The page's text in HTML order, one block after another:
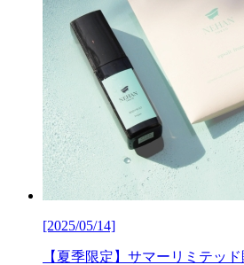
[2025/05/14]
【夏季限定】サマーリミテッ